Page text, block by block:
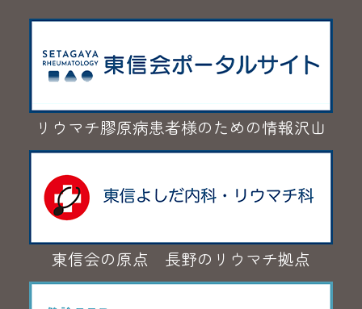
リウマチ膠原病患者様のための情報沢山
東信会の原点 長野のリウマチ拠点